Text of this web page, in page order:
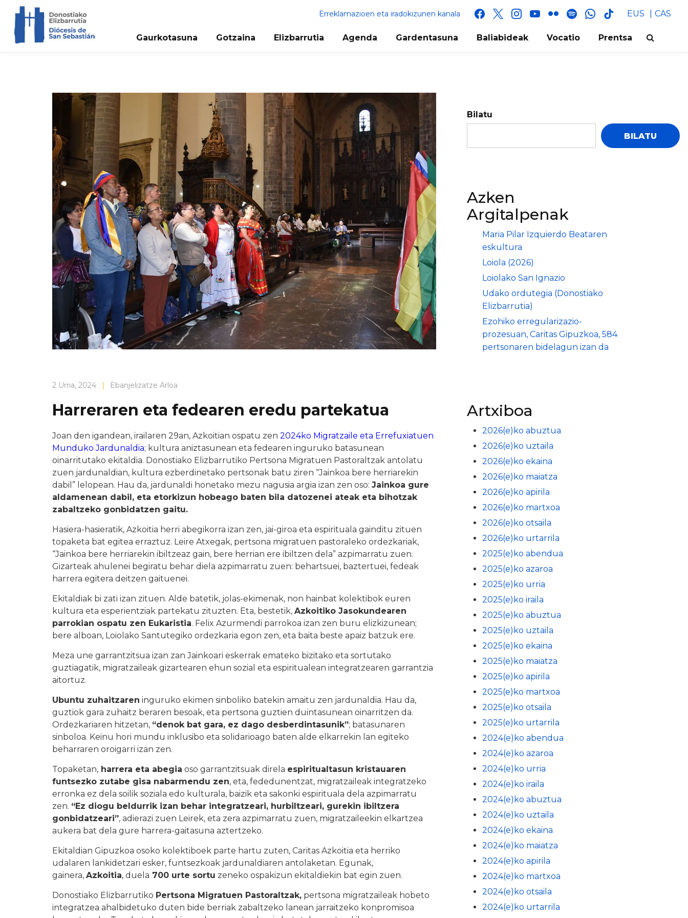
Erreklamazioen eta iradokizunen kanala facebook
x instagram
youtube
flickr spotifywhatsapp
tik
EUS CAS
Gaurkotasuna Gotzaina Elizbarrutia Agenda Gardentasuna Baliabideak Vocatio Prentsa
2 Urria, 2024 | Ebanjelizatze Arloa
Harreraren eta fedearen eredu partekatua
Joan den igandean, irailaren 29an, Azkoitian ospatu zen 2024ko Migratzaile eta Errefuxiatuen
Munduko Jardunaldia; kultura aniztasunean eta fedearen inguruko batasunean
oinarritutako ekitaldia. Donostiako Elizbarrutiko Pertsona Migratuen Pastoraltzak antolatu
zuen jardunaldian, kultura ezberdinetako pertsonak batu ziren “Jainkoa bere herriarekin
dabil” lelopean. Hau da, jardunaldi honetako mezu nagusia argia izan zen oso: Jainkoa gure
aldamenean dabil, eta etorkizun hobeago baten bila datozenei ateak eta bihotzak
zabaltzeko gonbidatzen gaitu.
Hasiera-hasieratik, Azkoitia herri abegikorra izan zen, jai-giroa eta espirituala gainditu zituen
topaketa bat egitea erraztuz. Leire Atxegak, pertsona migratuen pastoraleko ordezkariak,
“Jainkoa bere herriarekin ibiltzeaz gain, bere herrian ere ibiltzen dela” azpimarratu zuen.
Gizarteak ahulenei begiratu behar diela azpimarratu zuen: behartsuei, baztertuei, fedeak
harrera egitera deitzen gaituenei.
Ekitaldiak bi zati izan zituen. Alde batetik, jolas-ekimenak, non hainbat kolektibok euren
kultura eta esperientziak partekatu zituzten. Eta, bestetik, Azkoitiko Jasokundearen
parrokian ospatu zen Eukaristia. Felix Azurmendi parrokoa izan zen buru elizkizunean;
bere alboan, Loiolako Santutegiko ordezkaria egon zen, eta baita beste apaiz batzuk ere.
Meza une garrantzitsua izan zan Jainkoari eskerrak emateko bizitako eta sortutako
guztiagatik, migratzaileak gizartearen ehun sozial eta espiritualean integratzearen garrantzia
aitortuz.
Ubuntu zuhaitzaren inguruko ekimen sinboliko batekin amaitu zen jardunaldia. Hau da,
guztiok gara zuhaitz beraren besoak, eta pertsona guztien duintasunean oinarritzen da.
Ordezkariaren hitzetan, “denok bat gara, ez dago desberdintasunik”; batasunaren
sinboloa. Keinu hori mundu inklusibo eta solidarioago baten alde elkarrekin lan egiteko
beharraren oroigarri izan zen.
Topaketan, harrera eta abegia oso garrantzitsuak direla espiritualtasun kristauaren
funtsezko zutabe gisa nabarmendu zen, eta, fededunentzat, migratzaileak integratzeko
erronka ez dela soilik soziala edo kulturala, baizik eta sakonki espirituala dela azpimarratu
zen. “Ez diogu beldurrik izan behar integratzeari, hurbiltzeari, gurekin ibiltzera
gonbidatzeari”, adierazi zuen Leirek, eta zera azpimarratu zuen, migratzaileekin elkartzea
aukera bat dela gure harrera-gaitasuna aztertzeko.
Ekitaldian Gipuzkoa osoko kolektiboek parte hartu zuten, Caritas Azkoitia eta herriko
udalaren lankidetzari esker, funtsezkoak jardunaldiaren antolaketan. Egunak,
gainera, Azkoitia, duela 700 urte sortu zeneko ospakizun ekitaldiekin bat egin zuen.
Donostiako Elizbarrutiko Pertsona Migratuen Pastoraltzak, pertsona migratzaileak hobeto
integratzea ahalbidetuko duten bide berriak zabaltzeko lanean jarraitzeko konpromisoa
Bilatu
BILATU
Azken
Argitalpenak
Maria Pilar Izquierdo Beataren
eskultura
Loiola (2026)
Loiolako San Ignazio
Udako ordutegia (Donostiako
Elizbarrutia)
Ezohiko erregularizazio-
prozesuan, Caritas Gipuzkoa, 584
pertsonaren bidelagun izan da
Artxiboa
2026(e)ko abuztua
2026(e)ko uztaila
2026(e)ko ekaina
2026(e)ko maiatza
2026(e)ko apirila
2026(e)ko martxoa
2026(e)ko otsaila
2026(e)ko urtarrila
2025(e)ko abendua
2025(e)ko azaroa
2025(e)ko urria
2025(e)ko iraila
2025(e)ko abuztua
2025(e)ko uztaila
2025(e)ko ekaina
2025(e)ko maiatza
2025(e)ko apirila
2025(e)ko martxoa
2025(e)ko otsaila
2025(e)ko urtarrila
2024(e)ko abendua
2024(e)ko azaroa
2024(e)ko urria
2024(e)ko iraila
2024(e)ko abuztua
2024(e)ko uztaila
2024(e)ko ekaina
2024(e)ko maiatza
2024(e)ko apirila
2024(e)ko martxoa
2024(e)ko otsaila
2024(e)ko urtarrila